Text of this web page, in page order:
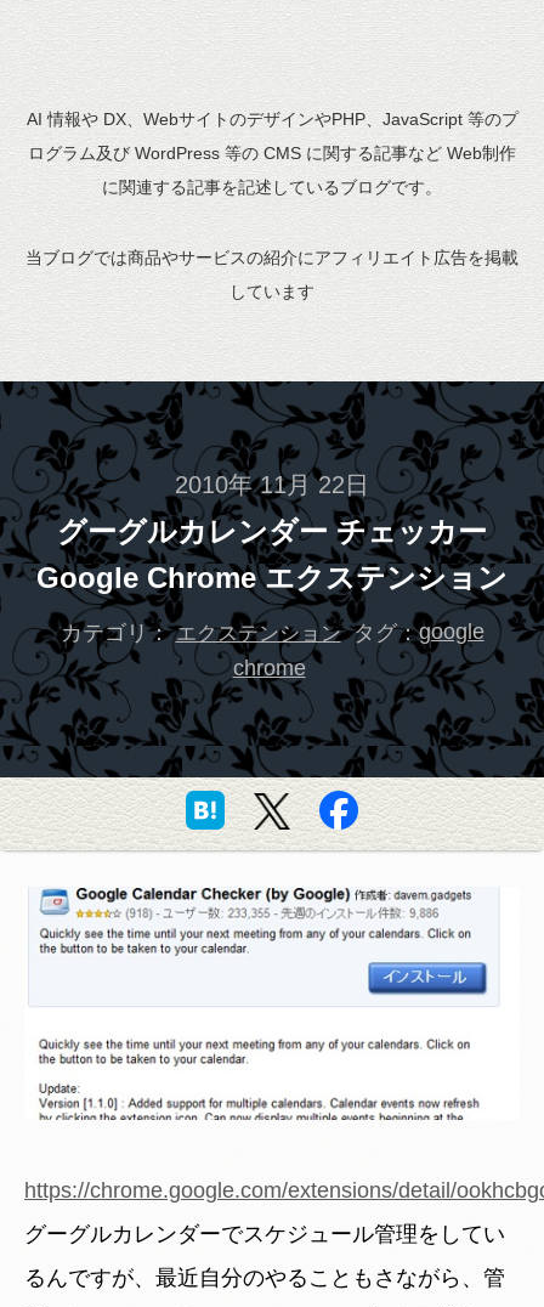
AI 情報や DX、WebサイトのデザインやPHP、JavaScript 等のプ
ログラム及び WordPress 等の CMS に関する記事など Web制作
に関連する記事を記述しているブログです。
当ブログでは商品やサービスの紹介にアフィリエイト広告を掲載
しています
2010年 11月 22日
グーグルカレンダー チェッカー
Google Chrome エクステンション
カテゴリ： エクステンション タグ：google
chrome
https://chrome.google.com/extensions/detail/
グーグルカレンダーでスケジュール管理をしてい
るんですが、最近自分のやることもさながら、管